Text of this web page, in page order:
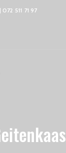
511 71 97